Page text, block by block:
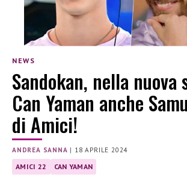
NEWS
Sandokan, nella nuova
Can Yaman anche
di Amici!
ANDREA SANNA | 18 APRILE 2024
AMICI 22 CAN YAMAN